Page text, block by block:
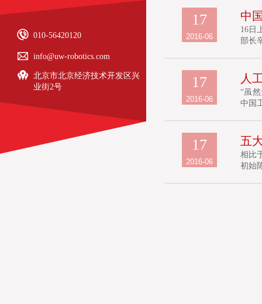
17
2016-06
中
16日
部长
17
2016-06
人
“虽
中国
17
2016-06
五
相比
初始
010-56420120
info@uw-robotics.com
北京市北京经济技术开发区兴
业街2号